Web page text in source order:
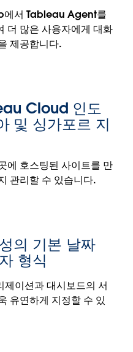
어 지원을 통해
호 작용함으로써 전 세
게 인사이트에 접근할
에서 Tableau Agent를
더 많은 사용자에게 대화
제공합니다.
Agent
.
Cloud 인도
및 싱가포르 지
에 호스팅된 사이트를 만
관리할 수 있습니다.
도네시아 및
법적 요건과 데이터 저
현지 사용자를 위해 성
의 기본 날짜
형식
제이션과 대시보드의 서
유연하게 지정할 수 있